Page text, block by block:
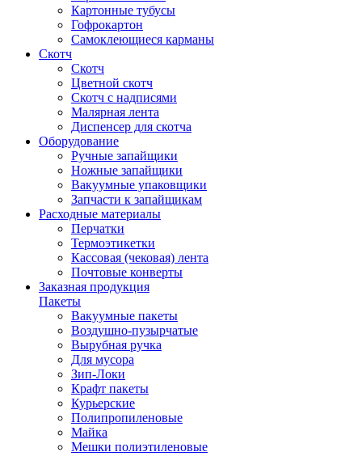
Картонные тубусы
Гофрокартон
Самоклеющиеся карманы
Скотч
Скотч
Цветной скотч
Скотч с надписями
Малярная лента
Диспенсер для скотча
Оборудование
Ручные запайщики
Ножные запайщики
Вакуумные упаковщики
Запчасти к запайщикам
Расходные материалы
Перчатки
Термоэтикетки
Кассовая (чековая) лента
Почтовые конверты
Заказная продукция
Пакеты
Вакуумные пакеты
Воздушно-пузырчатые
Вырубная ручка
Для мусора
Зип-Локи
Крафт пакеты
Курьерские
Полипропиленовые
Майка
Мешки полиэтиленовые